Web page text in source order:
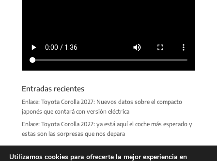
Entradas recientes
Enlace: Toyota Corolla 2027: Nuevos datos sobre el compacto
japonés que contará con versión eléctrica
Enlace: Toyota Corolla 2027: ya está aquí el coche más esperado y
estas son las sorpresas que nos depara
Utilizamos cookies para ofrecerte la mejor experiencia en